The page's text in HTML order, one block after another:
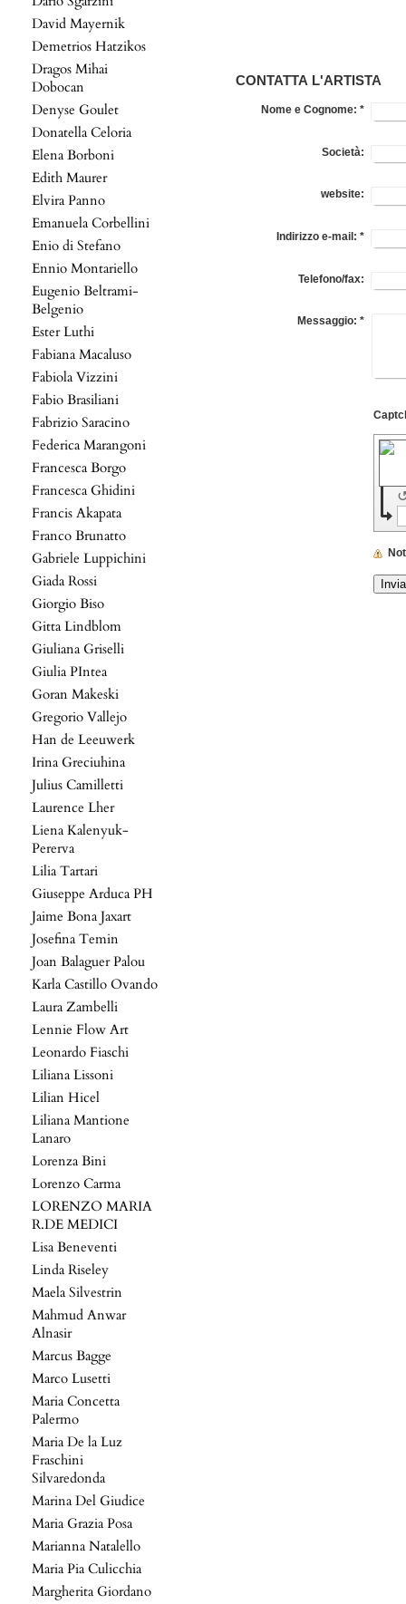
David Mayernik
Demetrios Hatzikos
Dragos Mihai
Dobocan
Denyse Goulet
Donatella Celoria
Elena Borboni
Edith Maurer
Elvira Panno
Emanuela Corbellini
Enio di Stefano
Ennio Montariello
Eugenio Beltrami-
Belgenio
Ester Luthi
Fabiana Macaluso
Fabiola Vizzini
Fabio Brasiliani
Fabrizio Saracino
Federica Marangoni
Francesca Borgo
Francesca Ghidini
Francis Akapata
Franco Brunatto
Gabriele Luppichini
Giada Rossi
Giorgio Biso
Gitta Lindblom
Giuliana Griselli
Giulia PIntea
Goran Makeski
Gregorio Vallejo
Han de Leeuwerk
Irina Greciuhina
Julius Camilletti
Laurence Lher
Liena Kalenyuk-
Pererva
Lilia Tartari
Giuseppe Arduca PH
Jaime Bona Jaxart
Josefina Temin
Joan Balaguer Palou
Karla Castillo Ovando
Laura Zambelli
Lennie Flow Art
Leonardo Fiaschi
Liliana Lissoni
Lilian Hicel
Liliana Mantione
Lanaro
Lorenza Bini
Lorenzo Carma
LORENZO MARIA
R.DE MEDICI
Lisa Beneventi
Linda Riseley
Maela Silvestrin
Mahmud Anwar
Alnasir
Marcus Bagge
Marco Lusetti
Maria Concetta
Palermo
Maria De la Luz
Fraschini
Silvaredonda
Marina Del Giudice
Maria Grazia Posa
Marianna Natalello
Maria Pia Culicchia
Margherita Giordano
CONTATTA L'ARTISTA
Nome e Cognome: *
Società:
website:
Indirizzo e-mail: *
Telefono/fax:
Messaggio: *